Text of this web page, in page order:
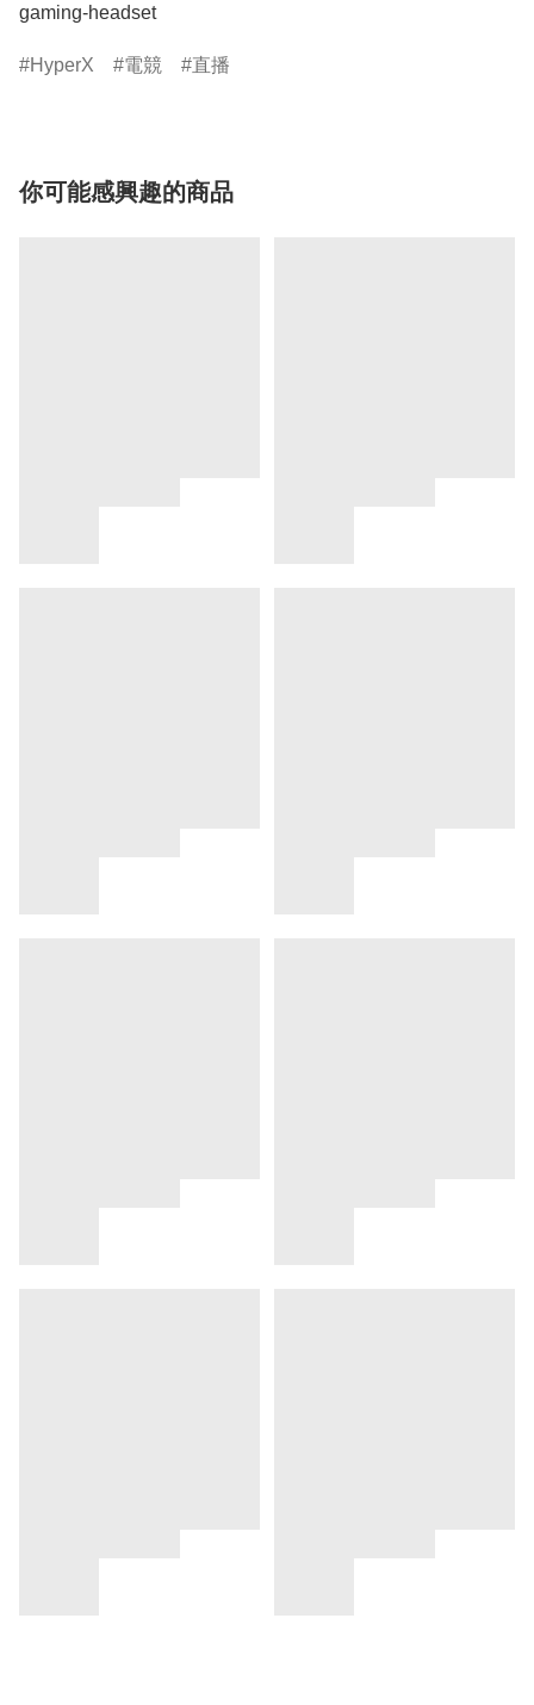
gaming-headset
HyperX 電競 直播
你可能感興趣的商品